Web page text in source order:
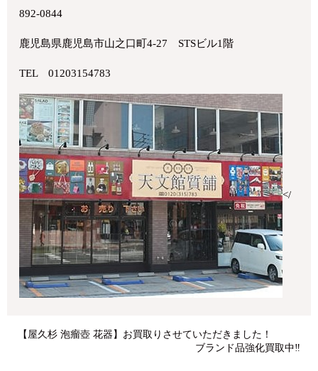
892-0844
鹿児島県鹿児島市山之口町4-27 STSビル1階
TEL 01203154783
</
【屋久杉 泡瘤壺 花器】お買取りさせていただきました！
ブランド品強化買取中‼